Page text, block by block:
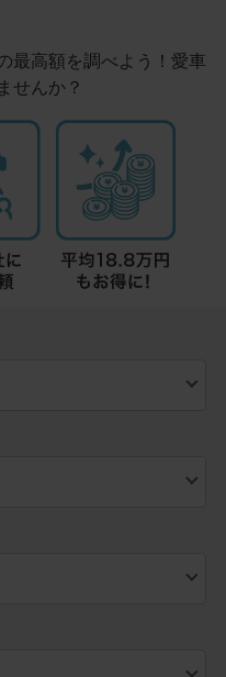
最高額を調べよう！愛車
せんか？